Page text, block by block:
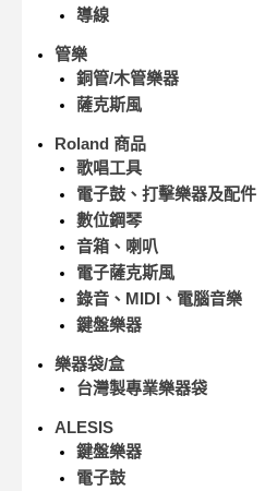
導線
管樂
銅管/木管樂器
薩克斯風
Roland 商品
歌唱工具
電子鼓、打擊樂器及配件
數位鋼琴
音箱、喇叭
電子薩克斯風
錄音、MIDI、電腦音樂
鍵盤樂器
樂器袋/盒
台灣製專業樂器袋
ALESIS
鍵盤樂器
電子鼓